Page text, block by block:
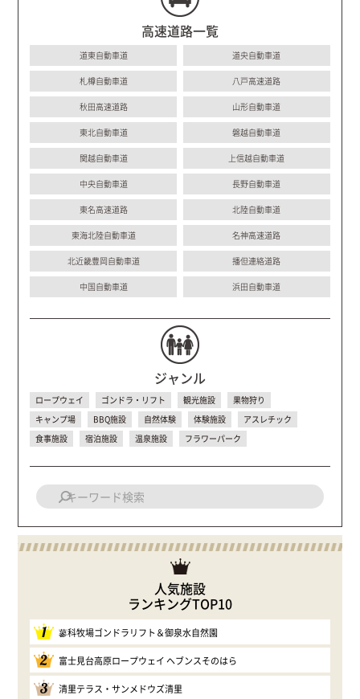
高速道路一覧
道東自動車道 道央自動車道
札樽自動車道 八戸高速道路
秋田高速道路 山形自動車道
東北自動車道 磐越自動車道
関越自動車道 上信越自動車道
中央自動車道 長野自動車道
東名高速道路 北陸自動車道
東海北陸自動車道 名神高速道路
北近畿豊岡自動車道 播但連絡道路
中国自動車道 浜田自動車道
ジャンル
ロープウェイ ゴンドラ・リフト 観光施設
果物狩り
キャンプ場
BBQ施設 自然体験 体験施設
アスレチック
食事施設
宿泊施設 温泉施設 フラワーパーク
人気施設
ランキングTOP10
1 蓼科牧場ゴンドラリフト＆御泉水自然園
2 富士見台高原ロープウェイ ヘブンスそのはら
3 清里テラス・サンメドウズ清里